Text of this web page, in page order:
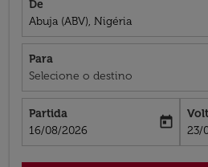
De
Abuja (ABV), Nigéria
Para
Selecione o destino
Partida
fc-booking-departure-date-aria-
16/08/2026
today
fc-
23/